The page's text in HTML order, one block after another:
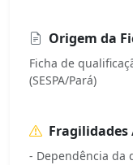
Origem da
Ficha de
(SESPA/Pará)
- Dependência da